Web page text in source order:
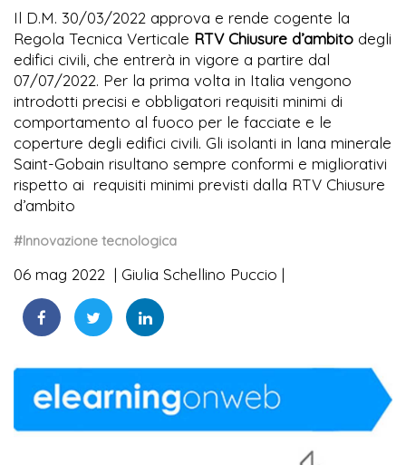
Il D.M. 30/03/2022 approva e rende cogente la
Regola Tecnica Verticale RTV Chiusure d’ambito degli
edifici civili, che entrerà in vigore a partire dal
07/07/2022. Per la prima volta in Italia vengono
introdotti precisi e obbligatori requisiti minimi di
comportamento al fuoco per le facciate e le
coperture degli edifici civili. Gli isolanti in lana minerale
Saint-Gobain risultano sempre conformi e migliorativi
rispetto ai requisiti minimi previsti dalla RTV Chiusure
d’ambito
#Innovazione tecnologica
06 mag 2022 Giulia Schellino Puccio